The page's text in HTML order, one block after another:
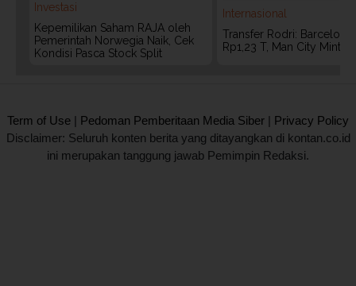
Investasi
Kepemilikan Saham RAJA oleh
Pemerintah Norwegia Naik, Cek
Kondisi Pasca Stock Split
Internasional
Transfer Rodri: Barcelona
Rp1,23 T, Man City Minta
Term of Use | Pedoman Pemberitaan Media Siber | Privacy Policy
Disclaimer: Seluruh konten berita yang ditayangkan di kontan.co.id
ini merupakan tanggung jawab Pemimpin Redaksi.